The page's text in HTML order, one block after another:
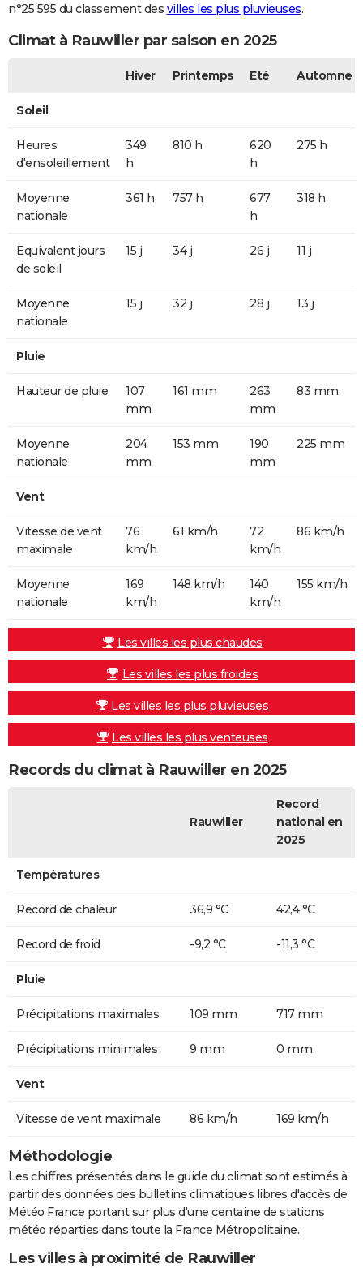
n°25 595 du classement des villes les plus pluvieuses.
Climat à Rauwiller par saison en 2025
Hiver Printemps Eté Automne
Soleil
Heures
d'ensoleillement
349
h
810 h
620
h
275 h
Moyenne
nationale
361 h 757 h
677
h
318 h
Equivalent jours
de soleil
15 j 34 j 26 j 11 j
Moyenne
nationale
15 j 32 j 28 j 13 j
Pluie
Hauteur de pluie
107
mm
161 mm
263
mm
83 mm
Moyenne
nationale
204
mm
153 mm
190
mm
225 mm
Vent
Vitesse de vent
maximale
76
km/h
61 km/h
72
km/h
86 km/h
Moyenne
nationale
169
km/h
148 km/h
140
km/h
155 km/h
Les villes les plus chaudes
Les villes les plus froides
Les villes les plus pluvieuses
Les villes les plus venteuses
Records du climat à Rauwiller en 2025
Rauwiller
Record
national en
2025
Températures
Record de chaleur 36,9 °C 42,4 °C
Record de froid -9,2 °C -11,3 °C
Pluie
Précipitations maximales 109 mm 717 mm
Précipitations minimales 9 mm 0 mm
Vent
Vitesse de vent maximale 86 km/h 169 km/h
Méthodologie
Les chiffres présentés dans le guide du climat sont estimés à
partir des données des bulletins climatiques libres d'accès de
Météo France portant sur plus d'une centaine de stations
météo réparties dans toute la France Métropolitaine.
Les villes à proximité de Rauwiller